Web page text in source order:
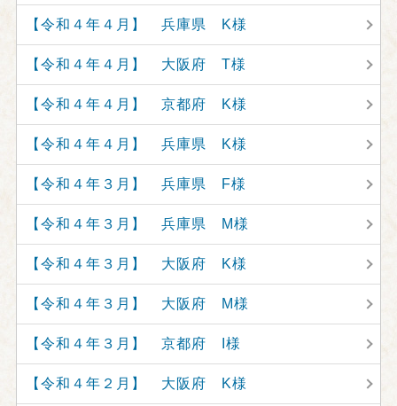
【令和４年４月】 兵庫県 K様
【令和４年４月】 大阪府 T様
【令和４年４月】 京都府 K様
【令和４年４月】 兵庫県 K様
【令和４年３月】 兵庫県 F様
【令和４年３月】 兵庫県 M様
【令和４年３月】 大阪府 K様
【令和４年３月】 大阪府 M様
【令和４年３月】 京都府 I様
【令和４年２月】 大阪府 K様